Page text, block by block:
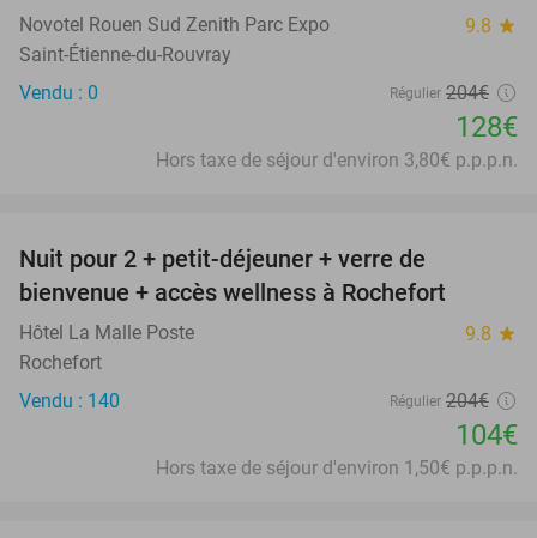
Novotel Rouen Sud Zenith Parc Expo 9.8 star
Saint-Étienne-du-Rouvray
Vendu : 0
Régulier 204€
128€
Hors taxe de séjour d'environ 3,80€ p.p.p.n.
Nuit pour 2 + petit-déjeuner + verre de
bienvenue + accès wellness à Rochefort
Hôtel La Malle Poste 9.8 star
Rochefort
Vendu : 140
Régulier 204€
104€
Hors taxe de séjour d'environ 1,50€ p.p.p.n.